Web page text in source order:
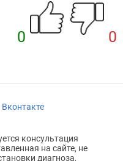
0 0
Вконтакте
консультация
на сайте, не
диагноза,